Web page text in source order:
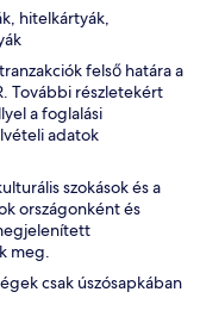
hitelkártyák,
felső határa a
További részletekért
a foglalási
adatok
szokások és a
országonként és
meg.
csak úszósapkában